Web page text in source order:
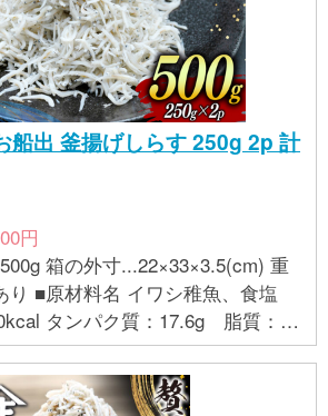
船出 釜揚げしらす 250g 2p 計
円
箱の外寸...22×33×3.5(cm) 重
食塩
タンパク質：17.6g 脂質：1.
塩相当量：2.1g ■原産地 宮